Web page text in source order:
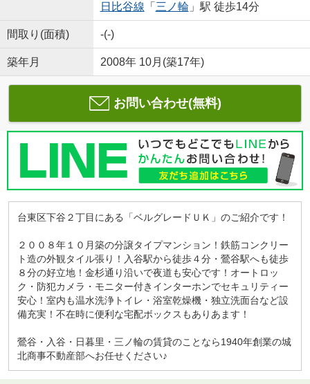
日比谷線 「 三ノ輪」駅 徒歩14分
間取り(面積) -(-)
築年月 2008年 10月(築17年)
お問い合わせ(無料)
台東区下谷２丁目にある「ベルグレードＵＫ」のご紹介です！
２００８年１０月築の分譲タイプマンション！鉄筋コンクリー
ト造の外観タイル張り！入谷駅から徒歩４分・鶯谷駅へも徒歩
８分の好立地！金杉通り沿いで夜道も安心です！オートロッ
ク・防犯カメラ・モニター付きインターホンでセキュリティー
安心！室内も温水洗浄トイレ・浴室乾燥機・独立洗面台など設
備充実！不在時に便利な宅配ボックスもありあます！
鶯谷・入谷・日暮里・三ノ輪の賃貸のことなら1940年創業の城
北商事不動産部へお任せください♪